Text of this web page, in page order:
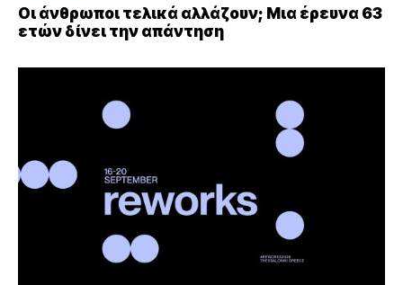
Οι άνθρωποι τελικά αλλάζουν; Μια έρευνα 63
ετών δίνει την απάντηση